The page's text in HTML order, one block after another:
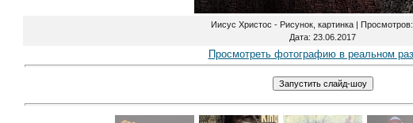
Иисус Христос - Рисунок, картинка | Просмотров
Дата: 23.06.2017
Просмотреть фотографию в реальном